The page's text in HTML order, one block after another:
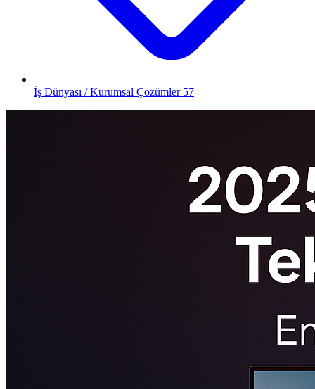
İş Dünyası / Kurumsal Çözümler 57